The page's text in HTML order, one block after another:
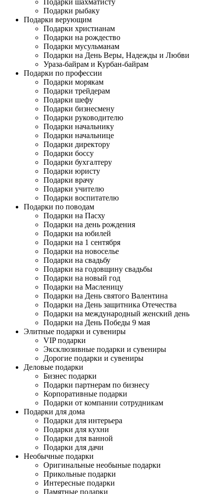
Подарки шахматисту
Подарки рыбаку
Подарки верующим
Подарки христианам
Подарки на рождество
Подарки мусульманам
Подарки на День Веры, Надежды и Любви
Ураза-байрам и Курбан-байрам
Подарки по профессии
Подарки морякам
Подарки трейдерам
Подарки шефу
Подарки бизнесмену
Подарки руководителю
Подарки начальнику
Подарки начальнице
Подарки директору
Подарки боссу
Подарки бухгалтеру
Подарки юристу
Подарки врачу
Подарки учителю
Подарки воспитателю
Подарки по поводам
Подарки на Пасху
Подарки на день рождения
Подарки на юбилей
Подарки на 1 сентября
Подарки на новоселье
Подарки на свадьбу
Подарки на годовщину свадьбы
Подарки на новый год
Подарки на Масленицу
Подарки на День святого Валентина
Подарки на День защитника Отечества
Подарки на международный женский день
Подарки на День Победы 9 мая
Элитные подарки и сувениры
VIP подарки
Эксклюзивные подарки и сувениры
Дорогие подарки и сувениры
Деловые подарки
Бизнес подарки
Подарки партнерам по бизнесу
Корпоративные подарки
Подарки от компании сотрудникам
Подарки для дома
Подарки для интерьера
Подарки для кухни
Подарки для ванной
Подарки для дачи
Необычные подарки
Оригинальные необыные подарки
Прикольные подарки
Интересные подарки
Памятные подарки